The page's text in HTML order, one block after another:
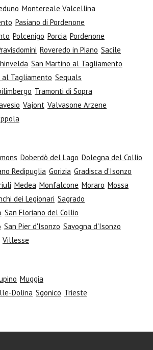
Montereale Valcellina
Pasiano di Pordenone
Polcenigo Porcia Pordenone
Roveredo in Piano Sacile
San Martino al Tagliamento
al Tagliamento Sequals
Tramonti di Sopra
Vajont Valvasone Arzene
Doberdò del Lago Dolegna del Collio
Redipuglia Gorizia Gradisca d'Isonzo
Medea Monfalcone Moraro Mossa
dei Legionari Sagrado
San Floriano del Collio
San Pier d'Isonzo Savogna d'Isonzo
Villesse
Muggia
Dolina Sgonico Trieste